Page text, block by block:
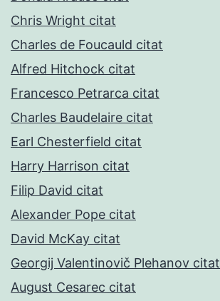
Chris Wright citat
Charles de Foucauld citat
Alfred Hitchock citat
Francesco Petrarca citat
Charles Baudelaire citat
Earl Chesterfield citat
Harry Harrison citat
Filip David citat
Alexander Pope citat
David McKay citat
Georgij Valentinovič Plehanov citat
August Cesarec citat